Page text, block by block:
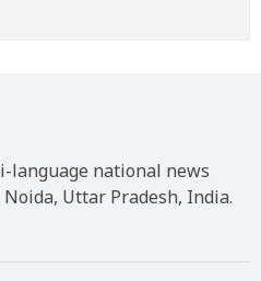
language national news
Uttar Pradesh, India.